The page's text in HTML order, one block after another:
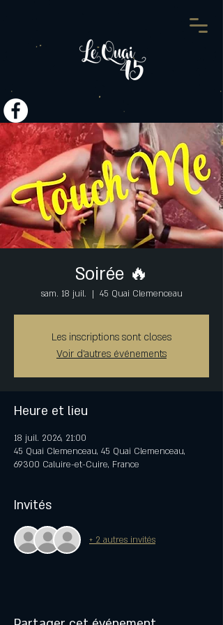
Soirée 🔥
sam. 18 juil.
  |
45 Quai Clemenceau
Les inscriptions sont closes
Voir d'autres événements
Heure et lieu
18 juil. 2026, 21:00
45 Quai Clemenceau, 45 Quai Clemenceau,
69300 Caluire-et-Cuire, France
Invités
+ 2 autres invités